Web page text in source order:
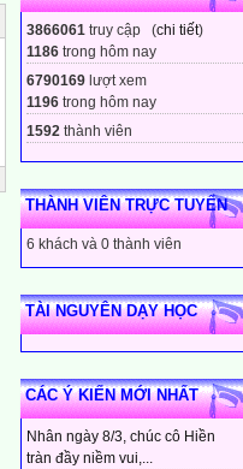
3866061 truy cập (chi tiết)
1186 trong hôm nay
6790169 lượt xem
1196 trong hôm nay
1592 thành viên
THÀNH VIÊN TRỰC TUYẾN
6 khách và 0 thành viên
TÀI NGUYÊN DẠY HỌC
CÁC Ý KIẾN MỚI NHẤT
Nhân ngày 8/3, chúc cô Hiền
tràn đầy niềm vui,...